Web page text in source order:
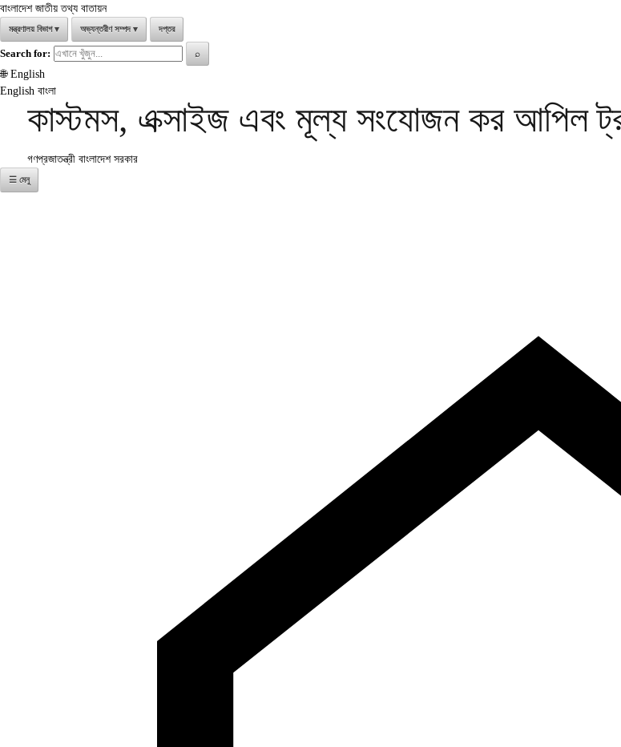
বাংলাদেশ জাতীয় তথ্য বাতায়ন
মন্ত্রণালয় বিভাগ ▾ অভ্যন্তরীণ সম্পদ ▾ দপ্তর
Search for: ⌕
🌐 English
English বাংলা
কাস্টমস, এক্সাইজ এবং মূল্য সংযোজন কর আপিল
গণপ্রজাতন্ত্রী বাংলাদেশ সরকার
☰ মেনু